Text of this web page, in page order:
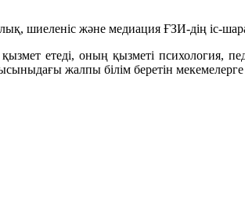
шиеленіс және медиация ҒЗИ-дің іс-
етеді, оның қызметі психология,
жалпы білім беретін